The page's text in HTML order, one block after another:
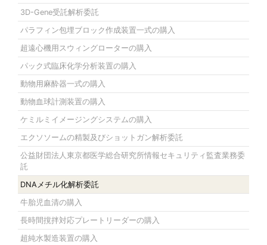
3D-Gene受託解析委託
パラフィン包埋ブロック作成装置一式の購入
超遠心機用スウィングローターの購入
パック式臨床化学分析装置の購入
動物用麻酔器一式の購入
動物血球計測装置の購入
ケミルミイメージングシステムの購入
エクソソームの精製及びショットガン解析委託
公益財団法人東京都医学総合研究所情報セキュリティ監査業務委
託
DNAメチル化解析委託
牛胎児血清の購入
長時間撹拌対応プレートリーダーの購入
超純水製造装置の購入